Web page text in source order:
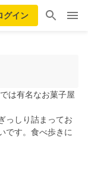
グイン
は有名なお菓子屋
っしり詰まってお
です。食べ歩きに